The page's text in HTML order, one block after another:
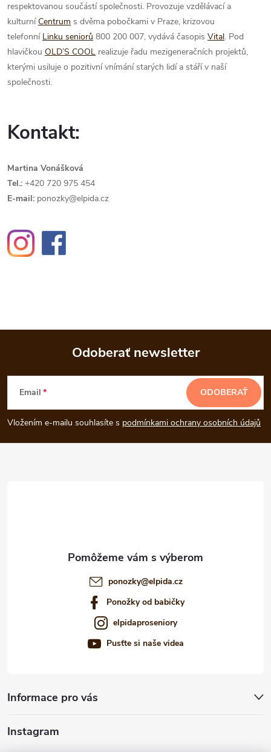
respektovanou součástí společnosti. Provozuje vzdělávací a
kulturníCentrum s dvěma pobočkami v Praze, krizovou
telefonní Linku seniorů 800 200 007, vydává časopis Vital. Pod
hlavičkou OLD’S COOL realizuje řadu mezigeneračních projektů,
kterými usiluje o pozitivní vnímání starých lidí a stáří v naší
společnosti.
Kontakt:
Martina Vonášková
Tel.: +420 720 975 454
E-mail: ponozky@elpida.cz
Z
á
p
Odoberať newsletter
Email
Vložením e-mailu souhlasíte s podmínkami ochrany osobních údajů
ODOBERAŤ
ponozky@elpida.cz
Ponožky od babičky
elpidaproseniory
Pusťte si naše videa
Informace pro vás
Instagram